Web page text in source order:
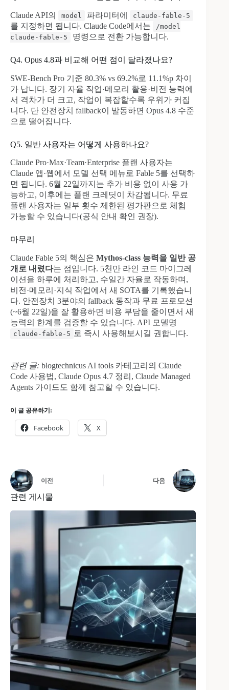
Claude API의 model 파라미터에 claude-fable-5
를 지정하면 됩니다. Claude Code에서는
/model
claude-fable-5
명령으로 전환 가능합니다.
Q4. Opus 4.8과 비교해 어떤 점이 달라졌나요?
SWE-Bench Pro 기준 80.3% vs 69.2%로 11.1%p 차이
가 납니다. 장기 자율 작업·메모리 활용·비전 능력에
서 격차가 더 크고, 작업이 복잡할수록 우위가 커집
니다. 단 안전장치 fallback이 발동하면 Opus 4.8 수준
으로 떨어집니다.
Q5. 일반 사용자는 어떻게 사용하나요?
Claude Pro·Max·Team·Enterprise 플랜 사용자는
Claude 앱·웹에서 모델 선택 메뉴로 Fable 5를 선택하
면 됩니다. 6월 22일까지는 추가 비용 없이 사용 가
능하고, 이후에는 플랜 크레딧이 차감됩니다. 무료
플랜 사용자는 일부 횟수 제한된 평가판으로 체험
가능할 수 있습니다(공식 안내 확인 권장).
마무리
Claude Fable 5의 핵심은 Mythos-class 능력을 일반 공
개로 내렸다는 점입니다. 5천만 라인 코드 마이그레
이션을 하루에 처리하고, 수일간 자율로 작동하며,
비전·메모리·지식 작업에서 새 SOTA를 기록했습니
다. 안전장치 3분야의 fallback 동작과 무료 프로모션
(~6월 22일)을 잘 활용하면 비용 부담을 줄이면서 새
능력의 한계를 검증할 수 있습니다. API 모델명
claude-fable-5 로 즉시 사용해보시길 권합니다.
관련 글: blogtechnicus AI tools 카테고리의 Claude
Code 사용법, Claude Opus 4.7 정리, Claude Managed
Agents 가이드도 함께 참고할 수 있습니다.
이 글 공유하기:
Facebook X
이전 다음
관련 게시물